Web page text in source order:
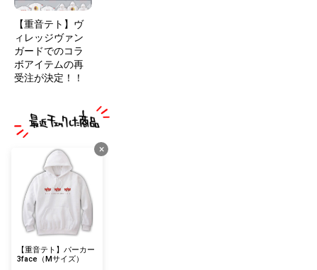
【重音テト】ヴ
ィレッジヴァン
ガードでのコラ
ボアイテムの再
受注が決定！！
×
【重音テト】パーカー
3face（Mサイズ）